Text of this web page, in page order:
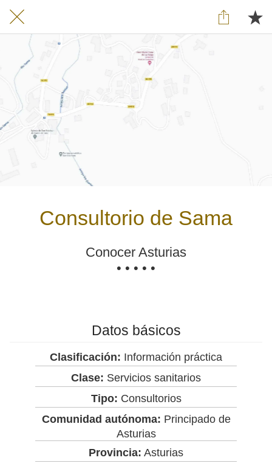
Consultorio de Sama
Conocer Asturias
• • • • •
Datos básicos
Clasificación: Información práctica
Clase: Servicios sanitarios
Tipo: Consultorios
Comunidad autónoma: Principado de
Asturias
Provincia: Asturias